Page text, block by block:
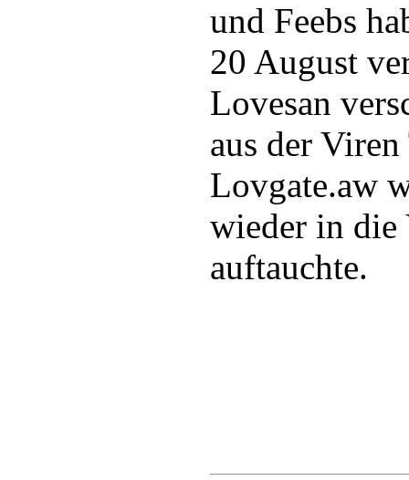
und Feebs
20 August
Lovesan
aus der
Lovgate.aw
wieder in
auftauchte.